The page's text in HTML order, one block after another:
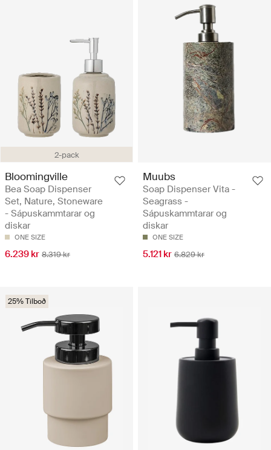
2-pack
Bloomingville
Bea Soap Dispenser
Set, Nature, Stoneware
- Sápuskammtarar og
diskar
ONE SIZE
6.239 kr 8.319 kr
Muubs
Soap Dispenser Vita -
Seagrass -
Sápuskammtarar og
diskar
ONE SIZE
5.121 kr 6.829 kr
25% Tilboð